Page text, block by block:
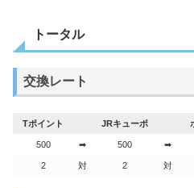
トータル
交換レート
Tポイント JRキューポ
500 ➡ 500 ➡
2 対 2 対